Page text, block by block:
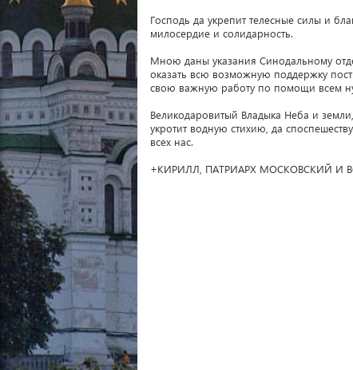
Господь да укрепит телесные силы и
милосердие и солидарность.
Мною даны указания Синодальному
оказать всю возможную поддержку
свою важную работу по помощи всем
Великодаровитый Владыка Неба и
укротит водную стихию, да
всех нас.
+КИРИЛЛ, ПАТРИАРХ МОСКОВСКИЙ И